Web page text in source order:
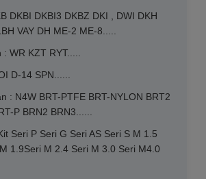
DKBI DKBI3 DKBZ DKI , DWI DKH
VAY DH ME-2 ME-8.....
WR KZT RYT.....
D-14 SPN......
: N4W BRT-PTFE BRT-NYLON BRT2
P BRN2 BRN3......
Seri P Seri G Seri AS Seri S M 1.5
1.9Seri M 2.4 Seri M 3.0 Seri M4.0